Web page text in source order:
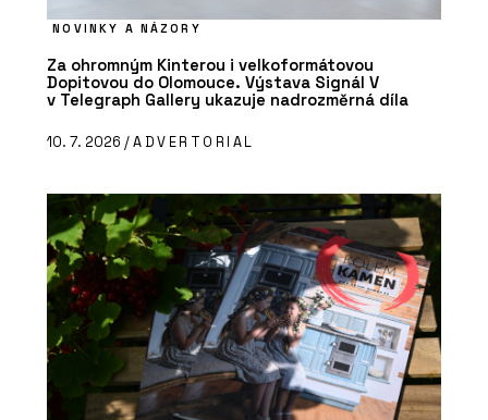
NOVINKY A NÁZORY
Za ohromným Kinterou i velkoformátovou
Dopitovou do Olomouce. Výstava Signál V
v Telegraph Gallery ukazuje nadrozměrná díla
10. 7. 2026 /ADVERTORIAL